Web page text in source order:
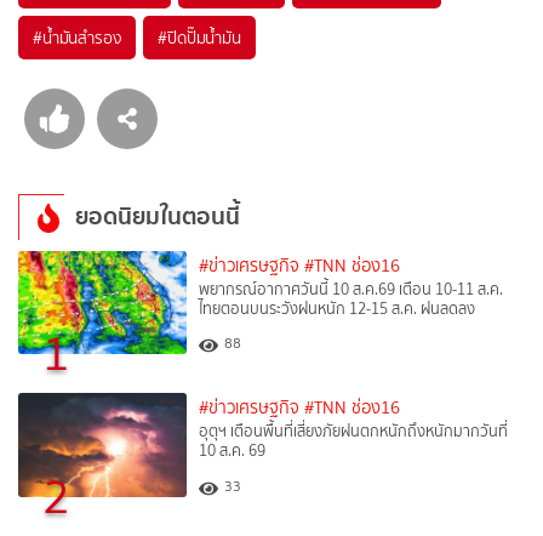
#น้ำมันสำรอง #ปิดปั๊มน้ำมัน
ยอดนิยมในตอนนี้
1
#ข่าวเศรษฐกิจ #TNN ช่อง16
พยากรณ์อากาศวันนี้ 10 ส.ค.69 เตือน 10-11 ส.ค.
ไทยตอนบนระวังฝนหนัก 12-15 ส.ค. ฝนลดลง
88
2
#ข่าวเศรษฐกิจ #TNN ช่อง16
อุตุฯ เตือนพื้นที่เสี่ยงภัยฝนตกหนักถึงหนักมากวันที่
10 ส.ค. 69
33